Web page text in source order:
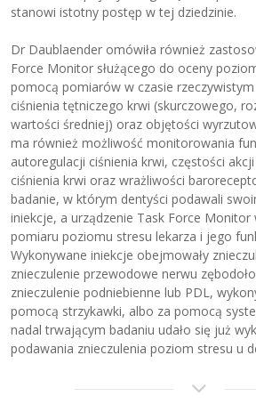
stanowi istotny postęp w tej dziedzinie.
Dr Daublaender omówiła również
Force Monitor służącego do oceny
pomocą pomiarów w czasie
ciśnienia tętniczego krwi (skurczowego,
wartości średniej) oraz objętości
ma również możliwość monitorowania
autoregulacji ciśnienia krwi, częstości
ciśnienia krwi oraz wrażliwości
badanie, w którym dentyści podawali
iniekcje, a urządzenie Task Force
pomiaru poziomu stresu lekarza i jego
Wykonywane iniekcje obejmowały
znieczulenie przewodowe nerwu
znieczulenie podniebienne lub PDL,
pomocą strzykawki, albo za pomocą
nadal trwającym badaniu udało się już
podawania znieczulenia poziom stresu u